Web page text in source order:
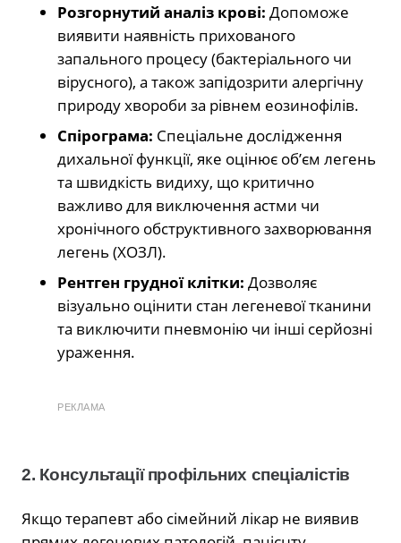
Розгорнутий аналіз крові: Допоможе
виявити наявність прихованого
запального процесу (бактеріального чи
вірусного), а також запідозрити алергічну
природу хвороби за рівнем еозинофілів.
Спірограма: Спеціальне дослідження
дихальної функції, яке оцінює об’єм легень
та швидкість видиху, що критично
важливо для виключення астми чи
хронічного обструктивного захворювання
легень (ХОЗЛ).
Рентген грудної клітки: Дозволяє
візуально оцінити стан легеневої тканини
та виключити пневмонію чи інші серйозні
ураження.
РЕКЛАМА
2. Консультації профільних спеціалістів
Якщо терапевт або сімейний лікар не виявив